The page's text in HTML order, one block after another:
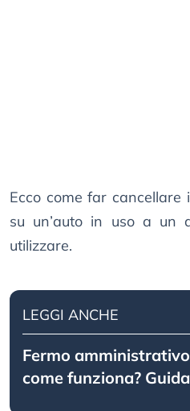
Ecco come far
su un’auto in uso a un
utilizzare.
LEGGI ANCHE
Fermo
come funziona? Guida